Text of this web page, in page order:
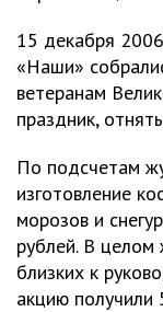
15 декабря
«Наши»
ветеранам
праздник,
По подсчетам
изготовление
морозов и
рублей. В
близких к
акцию